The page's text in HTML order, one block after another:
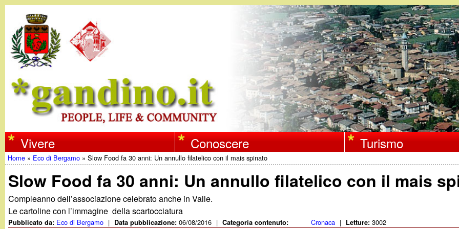
Salta
al
contenuto
principale
w
w
w
.
Vivere Conoscere Turismo
Tu
sei
qui
Home » Eco di Bergamo »Slow Food fa 30 anni: Un annullo filatelico con il mais spinato
Slow Food fa 30 anni: Un annullo filatelico con il mais
Compleanno dell’associazione celebrato anche in Valle.
Le cartoline con l’immagine della scartocciatura
Pubblicato da: Eco di Bergamo | Data pubblicazione:06/08/2016 | Categoria contenuto: Cronaca | Letture:3002